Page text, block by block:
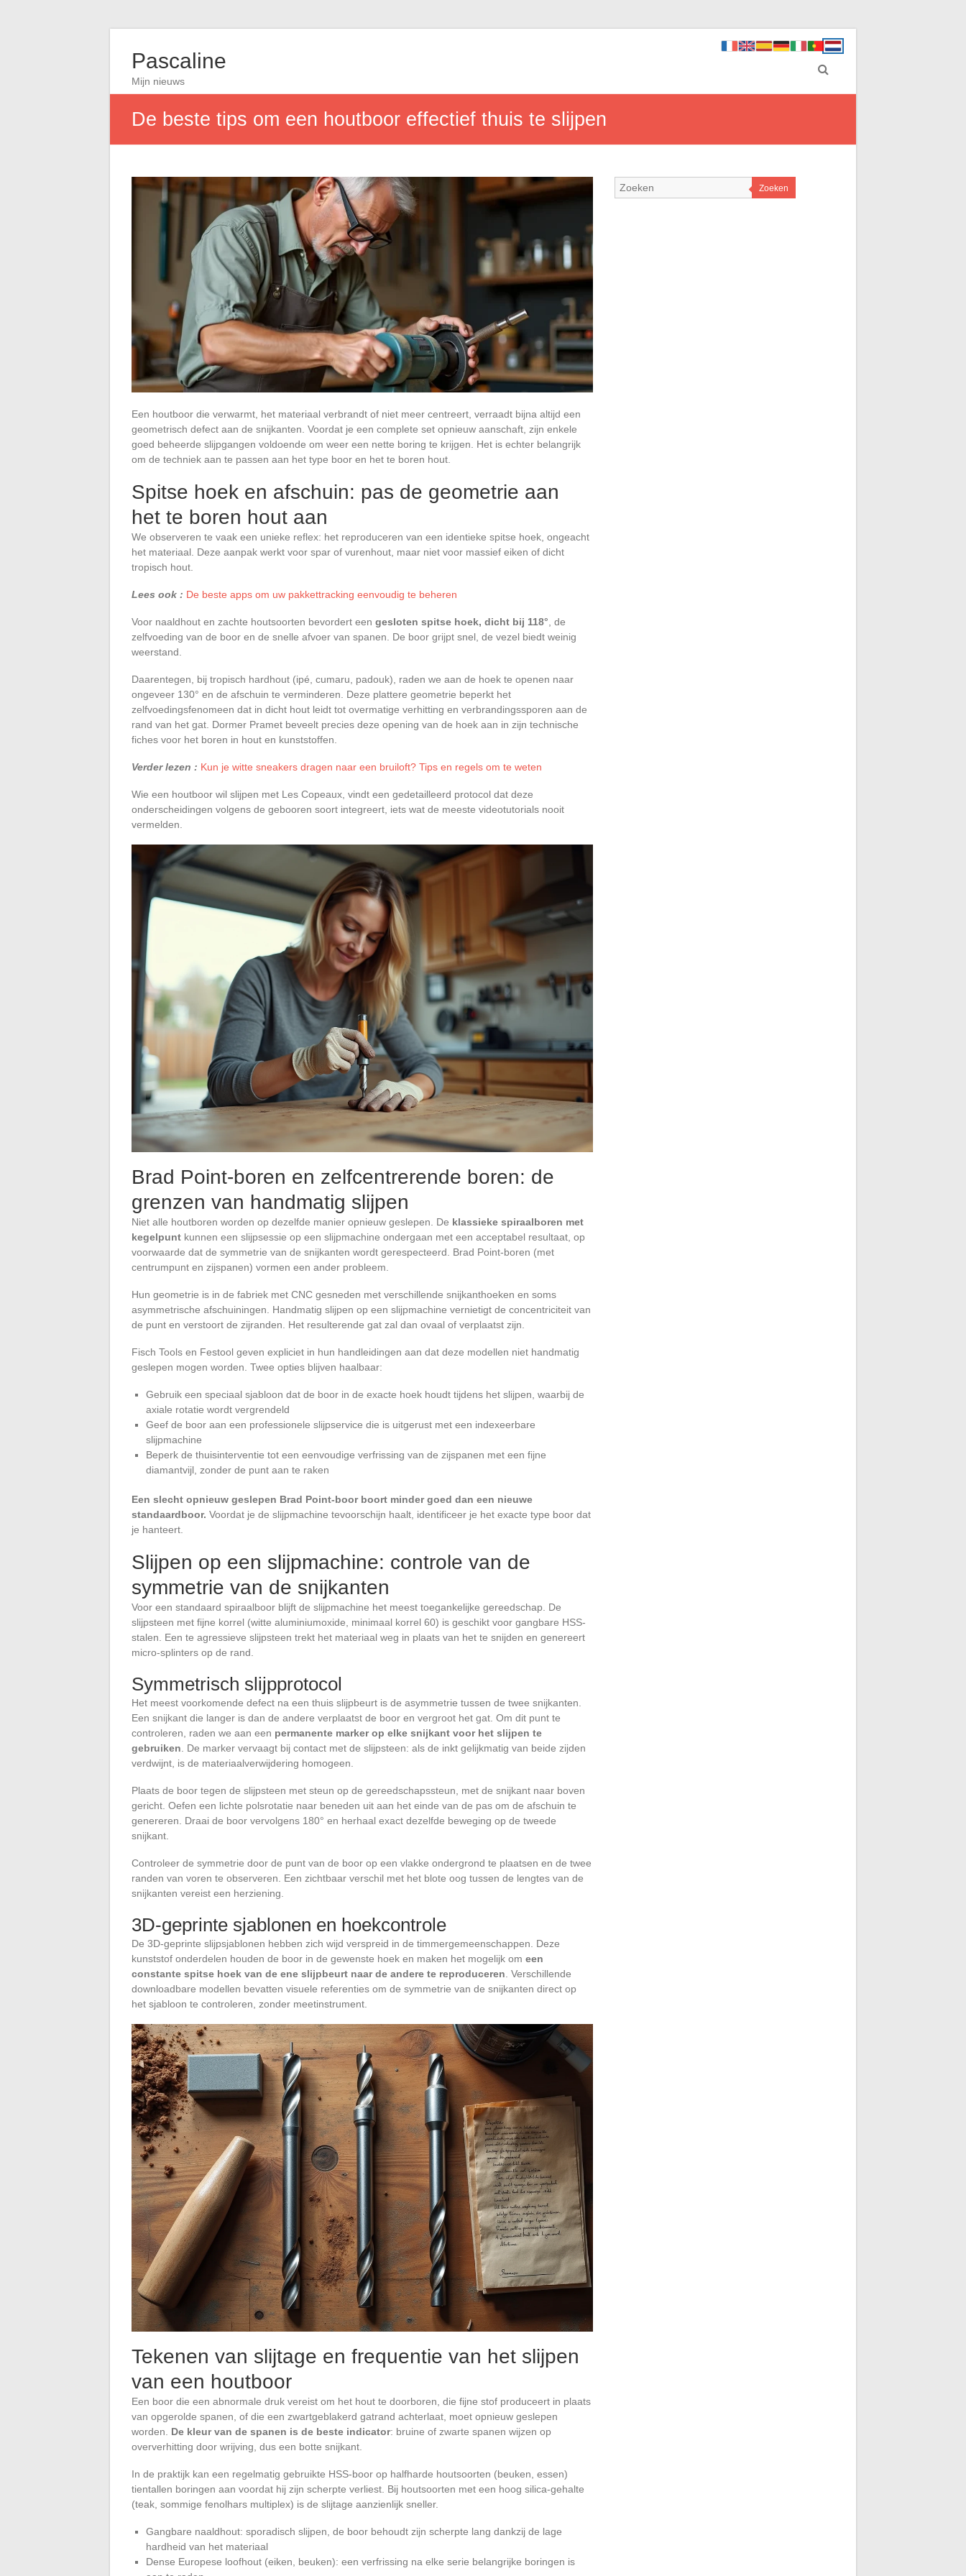
Pascaline
Mijn nieuws
De beste tips om een houtboor effectief thuis te slijpen
Een houtboor die verwarmt, het materiaal verbrandt of niet meer centreert, verraadt bijna altijd een
geometrisch defect aan de snijkanten. Voordat je een complete set opnieuw aanschaft, zijn enkele
goed beheerde slijpgangen voldoende om weer een nette boring te krijgen. Het is echter belangrijk
om de techniek aan te passen aan het type boor en het te boren hout.
Spitse hoek en afschuin: pas de geometrie aan
het te boren hout aan
We observeren te vaak een unieke reflex: het reproduceren van een identieke spitse hoek, ongeacht
het materiaal. Deze aanpak werkt voor spar of vurenhout, maar niet voor massief eiken of dicht
tropisch hout.
Lees ook : De beste apps om uw pakkettracking eenvoudig te beheren
Voor naaldhout en zachte houtsoorten bevordert een gesloten spitse hoek, dicht bij 118° , de
zelfvoeding van de boor en de snelle afvoer van spanen. De boor grijpt snel, de vezel biedt weinig
weerstand.
Daarentegen, bij tropisch hardhout (ipé, cumaru, padouk), raden we aan de hoek te openen naar
ongeveer 130° en de afschuin te verminderen. Deze plattere geometrie beperkt het
zelfvoedingsfenomeen dat in dicht hout leidt tot overmatige verhitting en verbrandingssporen aan de
rand van het gat. Dormer Pramet beveelt precies deze opening van de hoek aan in zijn technische
fiches voor het boren in hout en kunststoffen.
Verder lezen : Kun je witte sneakers dragen naar een bruiloft? Tips en regels om te weten
Wie een houtboor wil slijpen met Les Copeaux, vindt een gedetailleerd protocol dat deze
onderscheidingen volgens de gebooren soort integreert, iets wat de meeste videotutorials nooit
vermelden.
Brad Point-boren en zelfcentrerende boren: de
grenzen van handmatig slijpen
Niet alle houtboren worden op dezelfde manier opnieuw geslepen. De klassieke spiraalboren met
kegelpunt kunnen een slijpsessie op een slijpmachine ondergaan met een acceptabel resultaat, op
voorwaarde dat de symmetrie van de snijkanten wordt gerespecteerd. Brad Point-boren (met
centrumpunt en zijspanen) vormen een ander probleem.
Hun geometrie is in de fabriek met CNC gesneden met verschillende snijkanthoeken en soms
asymmetrische afschuiningen. Handmatig slijpen op een slijpmachine vernietigt de concentriciteit van
de punt en verstoort de zijranden. Het resulterende gat zal dan ovaal of verplaatst zijn.
Fisch Tools en Festool geven expliciet in hun handleidingen aan dat deze modellen niet handmatig
geslepen mogen worden. Twee opties blijven haalbaar:
Gebruik een speciaal sjabloon dat de boor in de exacte hoek houdt tijdens het slijpen, waarbij de
axiale rotatie wordt vergrendeld
Geef de boor aan een professionele slijpservice die is uitgerust met een indexeerbare
slijpmachine
Beperk de thuisinterventie tot een eenvoudige verfrissing van de zijspanen met een fijne
diamantvijl, zonder de punt aan te raken
Een slecht opnieuw geslepen Brad Point-boor boort minder goed dan een nieuwe
standaardboor. Voordat je de slijpmachine tevoorschijn haalt, identificeer je het exacte type boor dat
je hanteert.
Slijpen op een slijpmachine: controle van de
symmetrie van de snijkanten
Voor een standaard spiraalboor blijft de slijpmachine het meest toegankelijke gereedschap. De
slijpsteen met fijne korrel (witte aluminiumoxide, minimaal korrel 60) is geschikt voor gangbare HSS-
stalen. Een te agressieve slijpsteen trekt het materiaal weg in plaats van het te snijden en genereert
micro-splinters op de rand.
Symmetrisch slijpprotocol
Het meest voorkomende defect na een thuis slijpbeurt is de asymmetrie tussen de twee snijkanten.
Een snijkant die langer is dan de andere verplaatst de boor en vergroot het gat. Om dit punt te
controleren, raden we aan een permanente marker op elke snijkant voor het slijpen te
gebruiken . De marker vervaagt bij contact met de slijpsteen: als de inkt gelijkmatig van beide zijden
verdwijnt, is de materiaalverwijdering homogeen.
Plaats de boor tegen de slijpsteen met steun op de gereedschapssteun, met de snijkant naar boven
gericht. Oefen een lichte polsrotatie naar beneden uit aan het einde van de pas om de afschuin te
genereren. Draai de boor vervolgens 180° en herhaal exact dezelfde beweging op de tweede
snijkant.
Controleer de symmetrie door de punt van de boor op een vlakke ondergrond te plaatsen en de twee
randen van voren te observeren. Een zichtbaar verschil met het blote oog tussen de lengtes van de
snijkanten vereist een herziening.
3D-geprinte sjablonen en hoekcontrole
De 3D-geprinte slijpsjablonen hebben zich wijd verspreid in de timmergemeenschappen. Deze
kunststof onderdelen houden de boor in de gewenste hoek en maken het mogelijk om een
constante spitse hoek van de ene slijpbeurt naar de andere te reproduceren . Verschillende
downloadbare modellen bevatten visuele referenties om de symmetrie van de snijkanten direct op
het sjabloon te controleren, zonder meetinstrument.
Tekenen van slijtage en frequentie van het slijpen
van een houtboor
Een boor die een abnormale druk vereist om het hout te doorboren, die fijne stof produceert in plaats
van opgerolde spanen, of die een zwartgeblakerd gatrand achterlaat, moet opnieuw geslepen
worden. De kleur van de spanen is de beste indicator: bruine of zwarte spanen wijzen op
oververhitting door wrijving, dus een botte snijkant.
In de praktijk kan een regelmatig gebruikte HSS-boor op halfharde houtsoorten (beuken, essen)
tientallen boringen aan voordat hij zijn scherpte verliest. Bij houtsoorten met een hoog silica-gehalte
(teak, sommige fenolhars multiplex) is de slijtage aanzienlijk sneller.
Gangbare naaldhout: sporadisch slijpen, de boor behoudt zijn scherpte lang dankzij de lage
hardheid van het materiaal
Dense Europese loofhout (eiken, beuken): een verfrissing na elke serie belangrijke boringen is
Zoeken